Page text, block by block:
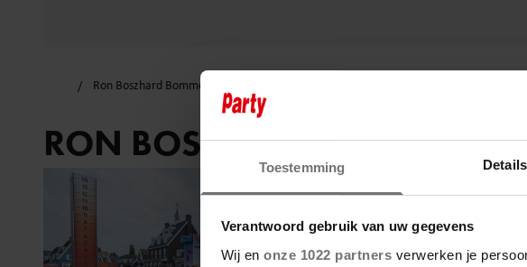
Toestemming Details
Verantwoord gebruik van uw gegevens
Wij en onze 1022 partners verwerken je
Ron Boszhard Bommetje!
RON BOSZHARD BOMMETJE!